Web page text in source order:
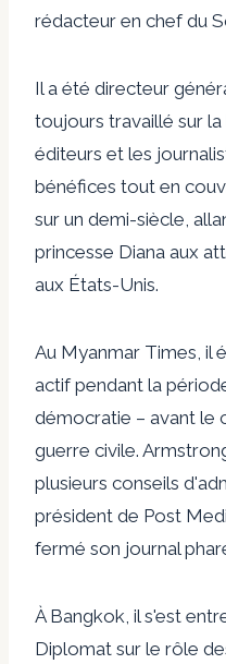
rédacteur en chef du
Il a été directeur
toujours travaillé sur
éditeurs et les
bénéfices tout en
sur un demi-siècle,
princesse Diana aux
aux États-Unis.
Au Myanmar Times, il
actif pendant la
démocratie – avant le
guerre civile.
plusieurs conseils
président de Post
fermé son journal
À Bangkok, il s'est
Diplomat sur le rôle